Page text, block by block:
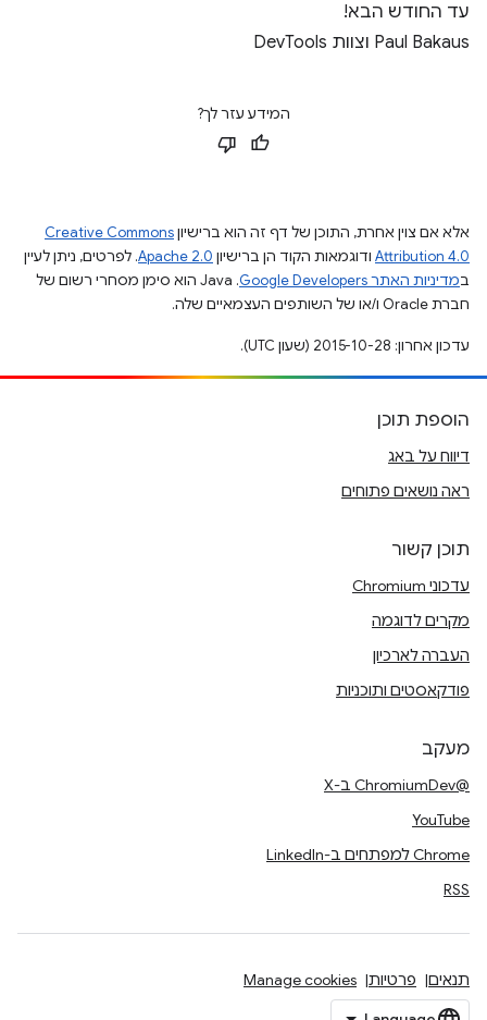
עד החודש הבא!
Paul Bakaus וצוות DevTools
המידע עזר לך?
אלא אם צוין אחרת, התוכן של דף זה הוא ברישיוןCreative Commons
Attribution 4.0 ודוגמאות הקוד הן ברישיון Apache 2.0. לפרטים, ניתן לעיין
במדיניות האתר Google Developers‏
.‏ Java הוא סימן מסחרי רשום של
חברת Oracle ו/או של השותפים העצמאיים שלה.
עדכון אחרון: 2015-10-28 (שעון UTC).
הוספת תוכן
דיווח על באג
ראה נושאים פתוחים
תוכן קשור
עדכוני Chromium
מקרים לדוגמה
העברה לארכיון
פודקאסטים ותוכניות
מעקב
@ChromiumDev ב-X
YouTube
Chrome למפתחים ב-LinkedIn
RSS
תנאים פרטיות Manage cookies